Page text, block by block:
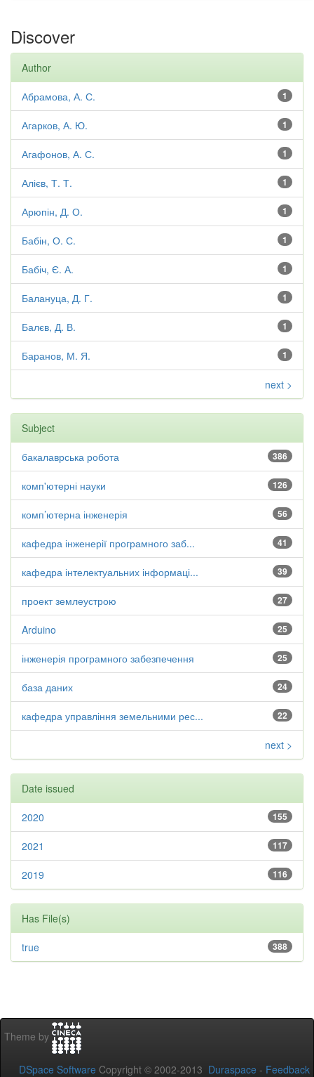
Discover
Author
1
Абрамова, А. С.
1
Агарков, А. Ю.
1
Агафонов, А. С.
1
Алієв, Т. Т.
1
Арюпін, Д. О.
1
Бабін, О. С.
1
Бабіч, Є. А.
1
Балануца, Д. Г.
1
Балєв, Д. В.
1
Баранов, М. Я.
next >
Subject
386
бакалаврська робота
126
комп'ютерні науки
56
комп’ютерна інженерія
41
кафедра інженерії програмного заб...
39
кафедра інтелектуальних інформаці...
27
проект землеустрою
25
Arduino
25
інженерія програмного забезпечення
24
база даних
22
кафедра управління земельними рес...
next >
Date issued
155
2020
117
2021
116
2019
Has File(s)
388
true
Theme by
DSpace Software Copyright © 2002-2013 Duraspace - Feedback